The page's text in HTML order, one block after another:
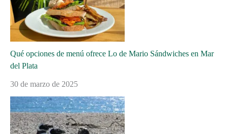
Qué opciones de menú ofrece Lo de Mario Sándwiches en Mar
del Plata
30 de marzo de 2025